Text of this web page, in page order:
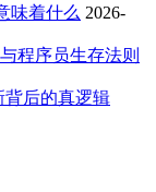
味着什么 2026-
程序员生存法则
背后的真逻辑